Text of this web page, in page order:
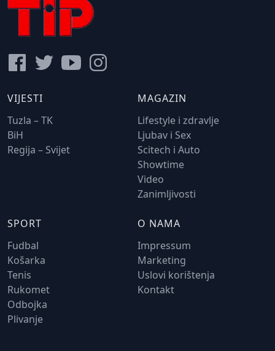
VIJESTI
Tuzla – TK
BiH
Regija – Svijet
MAGAZIN
Lifestyle i zdravlje
Ljubav i Sex
Scitech i Auto
Showtime
Video
Zanimljivosti
SPORT
Fudbal
Košarka
Tenis
Rukomet
Odbojka
Plivanje
O NAMA
Impressum
Marketing
Uslovi korištenja
Kontakt